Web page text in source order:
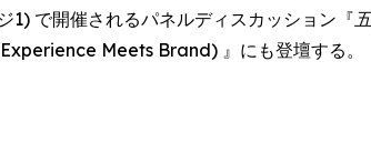
で開催されるパネルディスカッション『
Meets Brand) 』にも登壇する。